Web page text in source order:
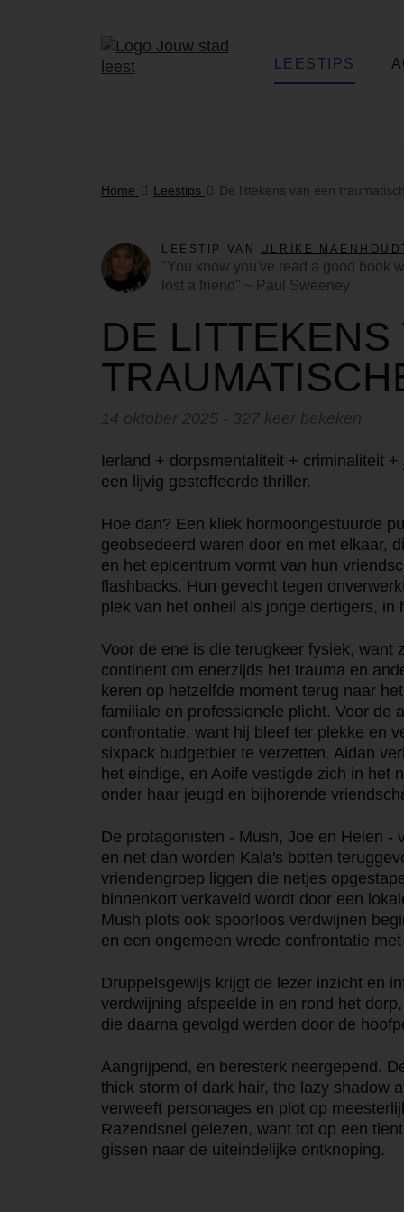
LEESTIPS
Home Leestips De littekens van een
LEESTIP VAN ULRIKE
"You know you've read a good book
lost a friend" ~ Paul Sweeney
DE LITTEKENS
14 oktober 2025 - 327 keer bekeken
Ierland + dorpsmentaliteit + criminaliteit
een lijvig gestoffeerde thriller.
Hoe dan? Een kliek hormoongestuurde
geobsedeerd waren door en met elkaar,
en het epicentrum vormt van hun
flashbacks. Hun gevecht tegen
plek van het onheil als jonge dertigers, in
Voor de ene is die terugkeer fysiek, want
continent om enerzijds het trauma en
keren op hetzelfde moment terug naar
familiale en professionele plicht. Voor de
confrontatie, want hij bleef ter plekke en
sixpack budgetbier te verzetten. Aidan
het eindige, en Aoife vestigde zich in het
onder haar jeugd en bijhorende
De protagonisten - Mush, Joe en Helen -
en net dan worden Kala's botten
vriendengroep liggen die netjes
binnenkort verkaveld wordt door een
Mush plots ook spoorloos verdwijnen
en een ongemeen wrede confrontatie
Druppelsgewijs krijgt de lezer inzicht en
verdwijning afspeelde in en rond het
die daarna gevolgd werden door de
Aangrijpend, en beresterk neergepend.
thick storm of dark hair, the lazy shadow
verweeft personages en plot op
Razendsnel gelezen, want tot op een
gissen naar de uiteindelijke ontknoping.